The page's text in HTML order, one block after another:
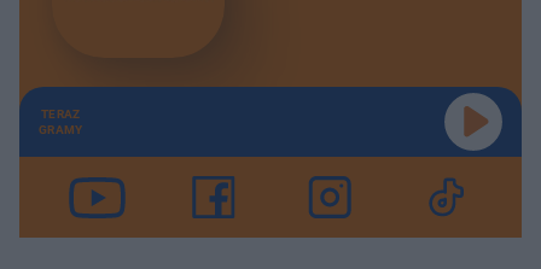
TERAZ
GRAMY